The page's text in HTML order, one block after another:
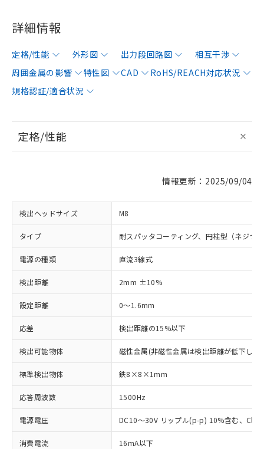
詳細情報
定格/性能 外形図 出力段回路図
相互干渉
周囲金属の影響
特性図 CAD
RoHS/REACH対応状況
規格認証/適合状況
定格/性能
情報更新：2025/09/04
検出ヘッドサイズ M8
タイプ 耐スパッタコーティング、円柱型（ネジつ
電源の種類 直流3線式
検出距離 2mm ±10%
設定距離 0～1.6mm
応差 検出距離の15%以下
検出可能物体 磁性金属(非磁性金属は検出距離が低下しま
標準検出物体 鉄8×8×1mm
応答周波数 1500Hz
電源電圧 DC10～30V リップル(p-p) 10%含む、
消費電流 16mA以下